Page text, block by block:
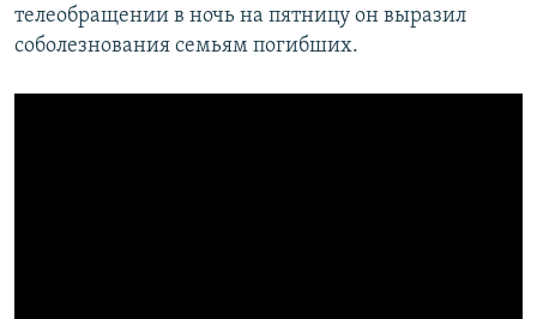
телеобращении в ночь на пятницу он выразил
соболезнования семьям погибших.